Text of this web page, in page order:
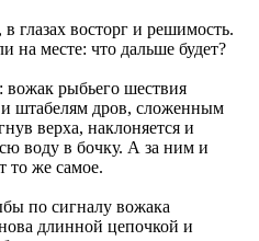
глазах восторг и решимость.
на месте: что дальше будет?
вожак рыбьего шествия
и штабелям дров, сложенным
верха, наклоняется и
воду в бочку. А за ним и
то же самое.
по сигналу вожака
длинной цепочкой и